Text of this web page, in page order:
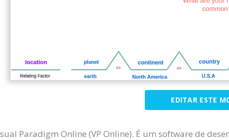
EDITAR ESTE
Paradigm Online (VP Online). É um software de